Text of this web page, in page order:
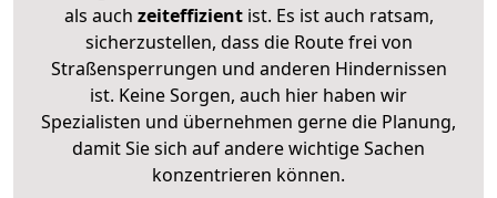
als auch zeiteffizientist. Es ist auch ratsam,
sicherzustellen, dass die Route frei von
Straßensperrungen und anderen Hindernissen
ist. Keine Sorgen, auch hier haben wir
Spezialisten und übernehmen gerne die Planung,
damit Sie sich auf andere wichtige Sachen
konzentrieren können.